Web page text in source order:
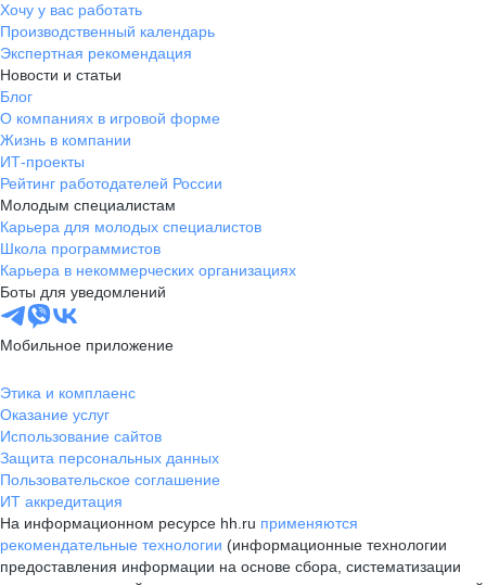
Хочу у вас работать
Производственный календарь
Экспертная рекомендация
Новости и статьи
Блог
О компаниях в игровой форме
Жизнь в компании
ИТ-проекты
Рейтинг работодателей России
Молодым специалистам
Карьера для молодых специалистов
Школа программистов
Карьера в некоммерческих организациях
Боты для уведомлений
Мобильное приложение
Этика и комплаенс
Оказание услуг
Использование сайтов
Защита персональных данных
Пользовательское соглашение
ИТ аккредитация
На информационном ресурсе hh.ru применяются
рекомендательные технологии (информационные технологии
предоставления информации на основе сбора, систематизации